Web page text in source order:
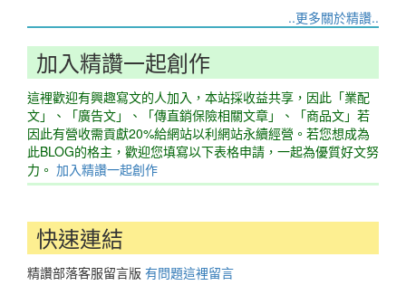
..更多關於精讚..
加入精讚一起創作
這裡歡迎有興趣寫文的人加入，本站採收益共享，因此「業配
文」、「廣告文」、「傳直銷保險相關文章」、「商品文」若
因此有營收需貢獻20%給網站以利網站永續經營。若您想成為
此BLOG的格主，歡迎您填寫以下表格申請，一起為優質好文努
力。 加入精讚一起創作
快速連結
精讚部落客服留言版 有問題這裡留言